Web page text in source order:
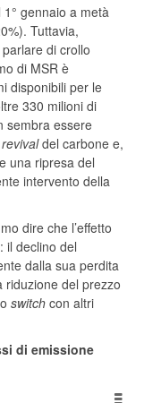
gennaio a metà
Tuttavia,
di crollo
di MSR è
disponibili per le
330 milioni di
sembra essere
revivaldel carbone e,
una ripresa del
intervento della
dire che l’effetto
il declino del
dalla sua perdita
riduzione del prezzo
switch con altri
di emissione